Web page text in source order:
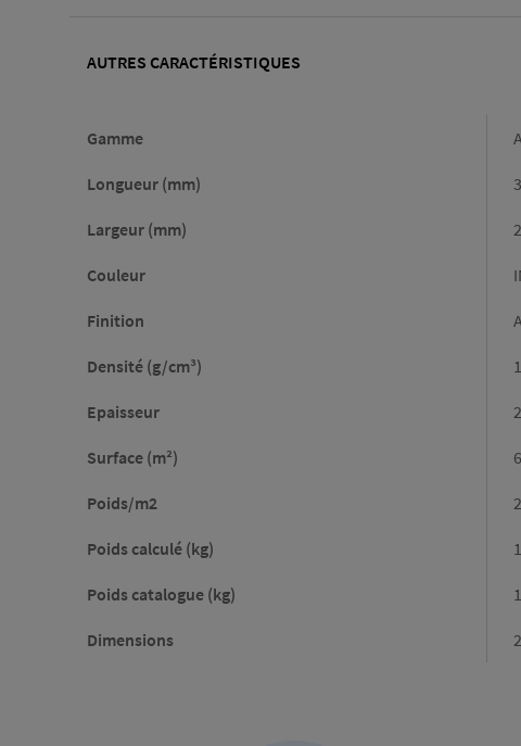
AUTRES CARACTÉRISTIQUES
Gamme
Longueur (mm)
Largeur (mm)
Couleur
Finition
Densité (g/cm³)
Epaisseur 2
Surface (m²)
Poids/m2
Poids calculé (kg)
Poids catalogue (kg)
Dimensions